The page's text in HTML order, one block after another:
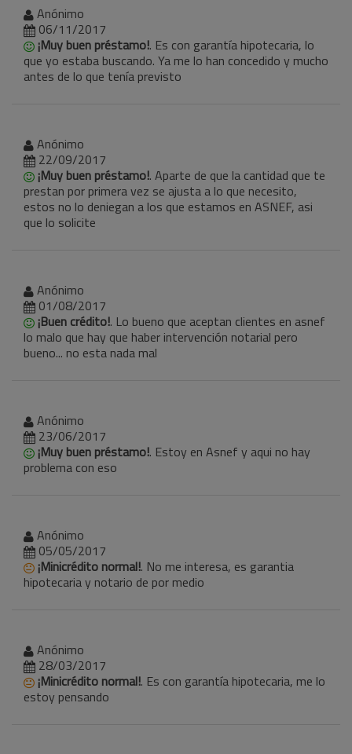
Anónimo
06/11/2017
¡Muy buen préstamo!. Es con garantía hipotecaria, lo
que yo estaba buscando. Ya me lo han concedido y mucho
antes de lo que tenía previsto
Anónimo
22/09/2017
¡Muy buen préstamo!. Aparte de que la cantidad que te
prestan por primera vez se ajusta a lo que necesito,
estos no lo deniegan a los que estamos en ASNEF, asi
que lo solicite
Anónimo
01/08/2017
¡Buen crédito!. Lo bueno que aceptan clientes en asnef
lo malo que hay que haber intervención notarial pero
bueno... no esta nada mal
Anónimo
23/06/2017
¡Muy buen préstamo!. Estoy en Asnef y aqui no hay
problema con eso
Anónimo
05/05/2017
¡Minicrédito normal!. No me interesa, es garantia
hipotecaria y notario de por medio
Anónimo
28/03/2017
¡Minicrédito normal!. Es con garantía hipotecaria, me lo
estoy pensando